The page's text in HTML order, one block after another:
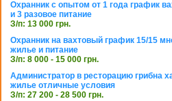
Охранник с опытом от 1 года график
и 3 разовое питание
З/п: 13 000 грн.
Охранник на вахтовый график 15/15
жилье и питание
З/п: 8 000 - 15 000 грн.
Администратор в ресторацию грибна
жилье отличные условия
З/п: 27 200 - 28 500 грн.